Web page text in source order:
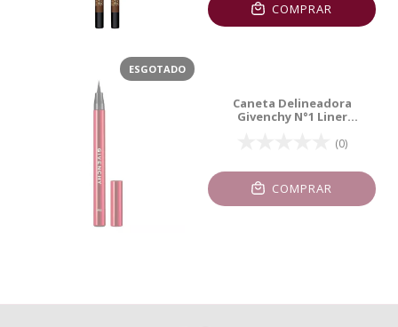
COMPRAR
ESGOTADO
Caneta Delineadora
Givenchy N°1 Liner
(0)
COMPRAR